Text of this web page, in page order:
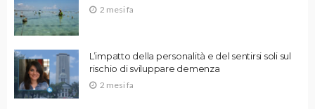
2 mesi fa
L’impatto della personalità e del sentirsi soli sul
rischio di sviluppare demenza
2 mesi fa